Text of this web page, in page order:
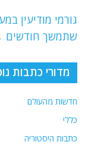
p
גורמי מודיעין
שתמשך חודשים
מדורי כתבות
חדשות מהעולם
כללי
כתבות היסטוריה